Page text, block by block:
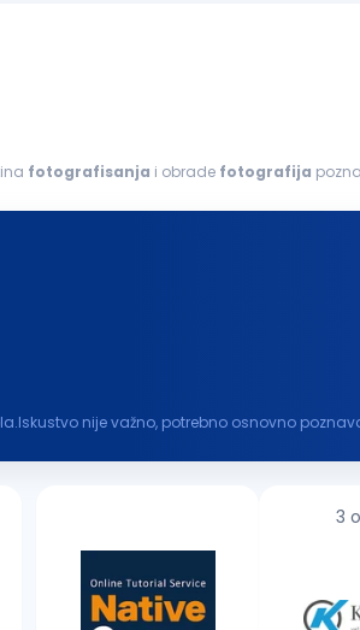
fotografisanja i obrade fotografija
nije važno, potrebno osnovno
3